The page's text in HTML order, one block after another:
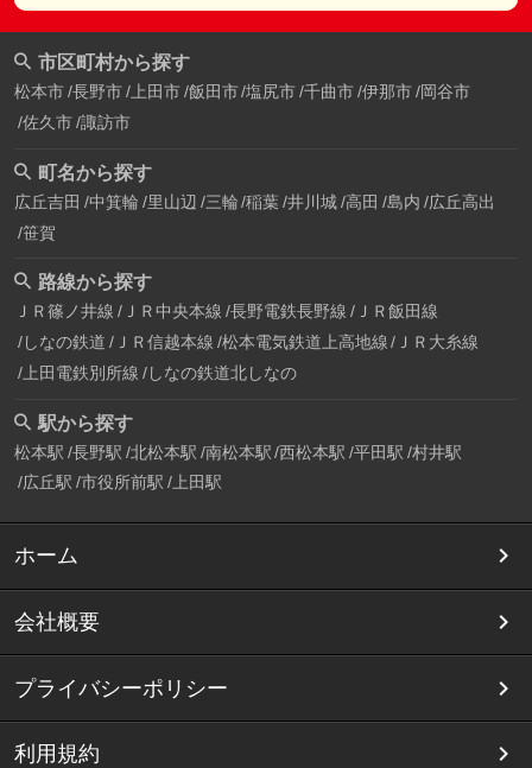
市区町村から探す
松本市 長野市 上田市 飯田市 塩尻市 千曲市 伊那市 岡谷市
佐久市 諏訪市
町名から探す
広丘吉田 中箕輪 里山辺 三輪 稲葉 井川城 高田 島内 広丘高出
笹賀
路線から探す
ＪＲ篠ノ井線 ＪＲ中央本線 長野電鉄長野線 ＪＲ飯田線
しなの鉄道 ＪＲ信越本線 松本電気鉄道上高地線
ＪＲ大糸線
上田電鉄別所線 しなの鉄道北しなの
駅から探す
松本駅 長野駅 北松本駅 南松本駅 西松本駅 平田駅 村井駅
広丘駅 市役所前駅 上田駅
ホーム
会社概要
プライバシーポリシー
利用規約